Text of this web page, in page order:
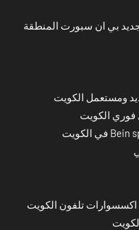
بي ان سبورت المنطقة
ومستعمل الكويت
فوري الكويت
اكسسوارات تلفون الكويت